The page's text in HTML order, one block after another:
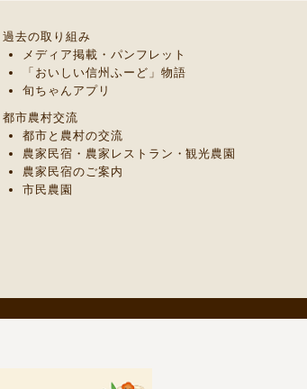
過去の取り組み
メディア掲載・パンフレット
「おいしい信州ふーど」物語
旬ちゃんアプリ
都市農村交流
都市と農村の交流
農家民宿・農家レストラン・観光農園
農家民宿のご案内
市民農園